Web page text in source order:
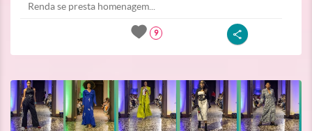
Renda se presta homenagem...
9